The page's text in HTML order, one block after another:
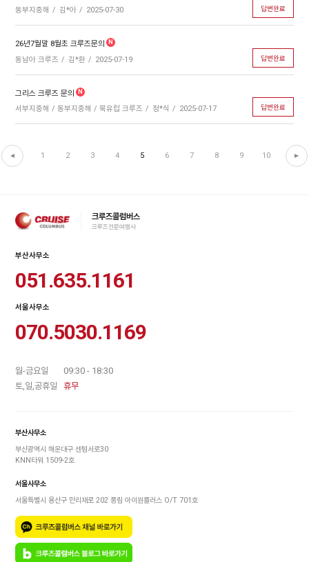
동부지중해 김*아 답변완료
2025-07-30
26년7월말 8월초 크루즈문의
동남아 크루즈 김*환 답변완료
2025-07-19
그리스 크루즈 문의
서부지중해 / 동부지중해 / 북유럽 크루즈 정*식 답변완료
2025-07-17
1 2 3 4 5 6 7 8 9 10
크루즈콜럼버스
크루즈전문여행사
부산사무소
051.635.1161
서울사무소
070.5030.1169
월-금요일
09:30 - 18:30
토,일,공휴일
휴무
부산사무소
부산광역시 해운대구 센텀서로30
KNN타워 1509-2호
서울사무소
서울특별시 용산구 만리재로 202 풍림 아이원플러스 O/T 701호